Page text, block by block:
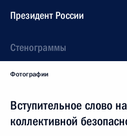
Президент России
Стенограммы
Фотографии
Вступительное слово
коллективной